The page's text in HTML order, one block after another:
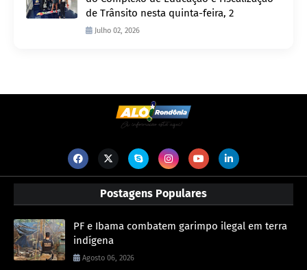
de Trânsito nesta quinta-feira, 2
Julho 02, 2026
Postagens Populares
PF e Ibama combatem garimpo ilegal em terra
indígena
Agosto 06, 2026